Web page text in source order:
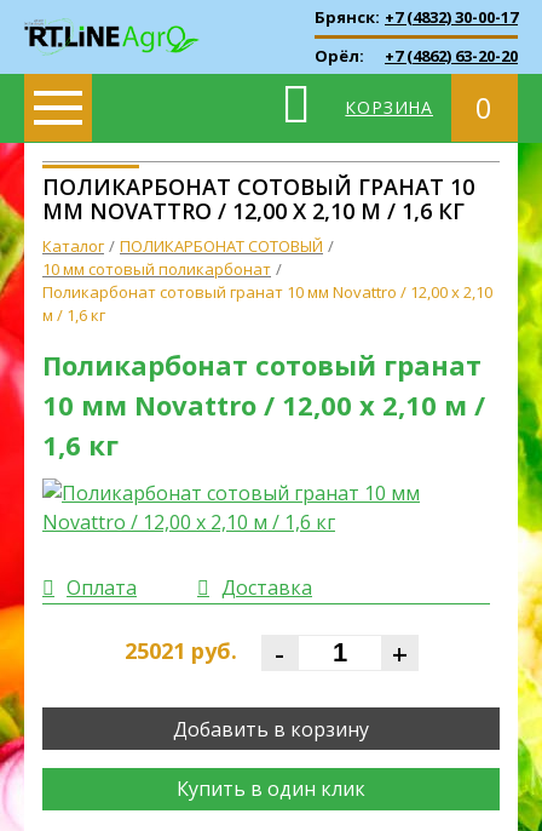
Брянск: +7 (4832) 30-00-17
Орёл:
+7 (4862) 63-20-20
КОРЗИНА 0
ПОЛИКАРБОНАТ СОТОВЫЙ ГРАНАТ 10
ММ NOVATTRO / 12,00 Х 2,10 М / 1,6 КГ
Каталог
ПОЛИКАРБОНАТ СОТОВЫЙ
10 мм сотовый поликарбонат
Поликарбонат сотовый гранат 10 мм Novattro / 12,00 х 2,10
м / 1,6 кг
Поликарбонат сотовый гранат
10 мм Novattro / 12,00 х 2,10 м /
1,6 кг
Оплата Доставка
25021 руб. - +
Добавить в корзину
Купить в один клик